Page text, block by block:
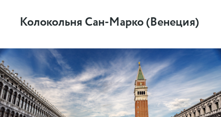
Колокольня Сан-Марко (Венеция)